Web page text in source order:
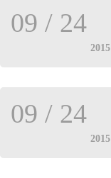
2015
09 / 24
2015
09 / 24